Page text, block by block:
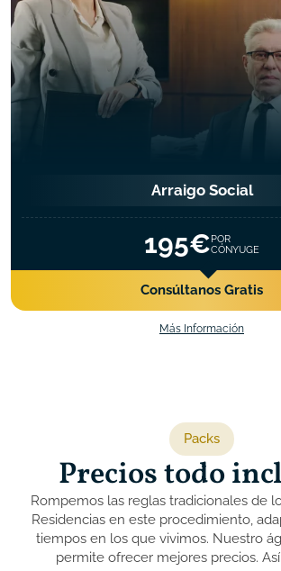
Arraigo Social
195€POR
CÓNYUGE
Consúltanos Gratis
Más Información
Packs
Precios todo
Rompemos las reglas tradicionales de
Residenciasen este procedimiento,
tiempos en los que vivimos. Nuestro
permite ofrecer mejores precios.